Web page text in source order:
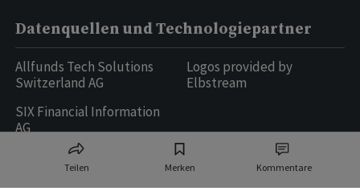
Teilen Merken Kommentare
Datenquellen und Technologiepartner
Allfunds Tech Solutions
Switzerland AG
SIX Financial Information
AG
Logos provided by
Elbstream
Ringier AG | Ringier Medien Schweiz